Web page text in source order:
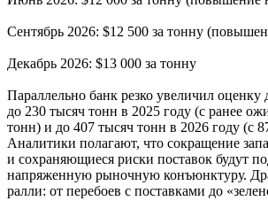
Сентябрь 2026: $12 500 за тонну
Декабрь 2026: $13 000 за тонну
Параллельно банк резко увеличил
до 230 тысяч тонн в 2025 году (с ранее
тонн) и до 407 тысяч тонн в 2026 году (с
Аналитики полагают, что сокращение
и сохраняющиеся риски поставок будут
напряженную рыночную конъюнктуру.
ралли: от перебоев с поставками до